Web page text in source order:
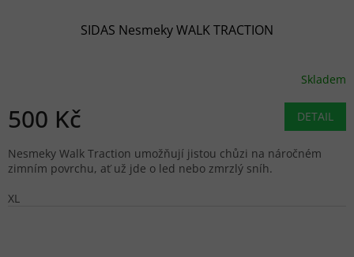
SIDAS Nesmeky WALK TRACTION
Skladem
500 Kč DETAIL
Nesmeky Walk Traction umožňují jistou chůzi na náročném
zimním povrchu, ať už jde o led nebo zmrzlý sníh.
XL